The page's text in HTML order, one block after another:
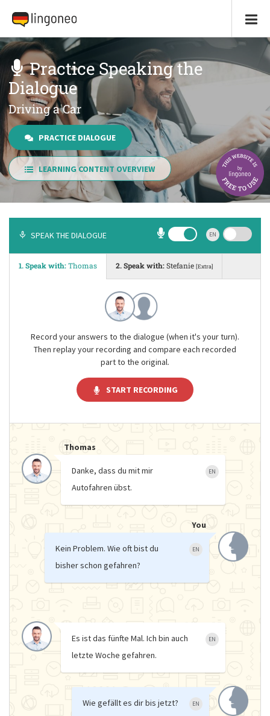
Practice Speaking the
Dialogue
Driving a Car
PRACTICE DIALOGUE
LEARNING CONTENT OVERVIEW
SPEAK THE DIALOGUE EN
1. Speak with:Thomas 2. Speak with:Stefanie [Extra]
Record your answers to the dialogue (when it's your turn).
Then replay your recording and compare each recorded
part to the original.
START RECORDING
Thomas
Danke, dass du mit mir
Autofahren übst.
EN
You
Kein Problem. Wie oft bist du
bisher schon gefahren?
EN
Es ist das fünfte Mal. Ich bin auch
letzte Woche gefahren.
EN
Wie gefällt es dir bis jetzt? EN